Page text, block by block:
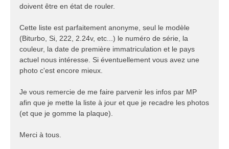
doivent être en état de rouler.
Cette liste est parfaitement anonyme, seul le modèle
(Biturbo, Si, 222, 2.24v, etc...) le numéro de série, la
couleur, la date de première immatriculation et le pays
actuel nous intéresse. Si éventuellement vous avez une
photo c'est encore mieux.
Je vous remercie de me faire parvenir les infos par MP
afin que je mette la liste à jour et que je recadre les photos
(et que je gomme la plaque).
Merci à tous.